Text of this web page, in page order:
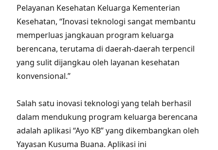
Pelayanan Kesehatan Keluarga Kementerian
Kesehatan, “Inovasi teknologi sangat membantu
memperluas jangkauan program keluarga
berencana, terutama di daerah-daerah terpencil
yang sulit dijangkau oleh layanan kesehatan
konvensional.”
Salah satu inovasi teknologi yang telah berhasil
dalam mendukung program keluarga berencana
adalah aplikasi “Ayo KB” yang dikembangkan oleh
Yayasan Kusuma Buana. Aplikasi ini